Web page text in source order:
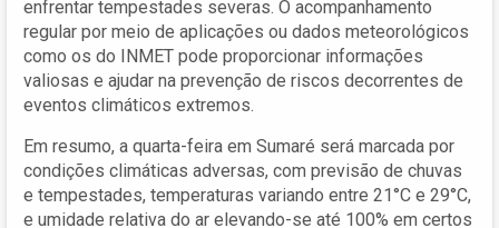
enfrentar tempestades severas. O acompanhamento
regular por meio de aplicações ou dados meteorológicos
como os do INMET pode proporcionar informações
valiosas e ajudar na prevenção de riscos decorrentes de
eventos climáticos extremos.
Em resumo, a quarta-feira em Sumaré será marcada por
condições climáticas adversas, com previsão de chuvas
e tempestades, temperaturas variando entre 21°C e 29°C,
e umidade relativa do ar elevando-se até 100% em certos